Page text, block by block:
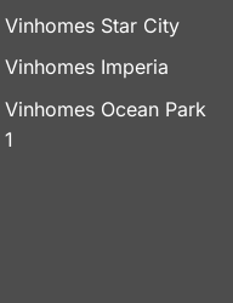
Vinhomes Star City
Vinhomes Imperia
Vinhomes Ocean Park
1